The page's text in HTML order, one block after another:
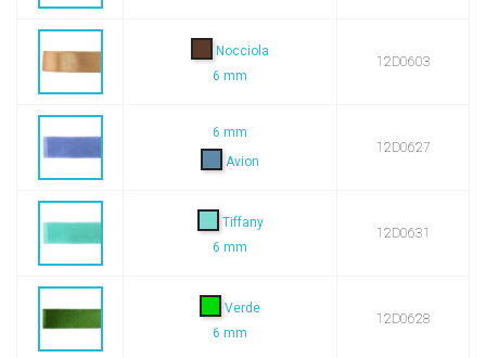
Nocciola
6 mm
12D0603
6 mm
Avion
12D0627
Tiffany
6 mm
12D0631
Verde
6 mm
12D0628